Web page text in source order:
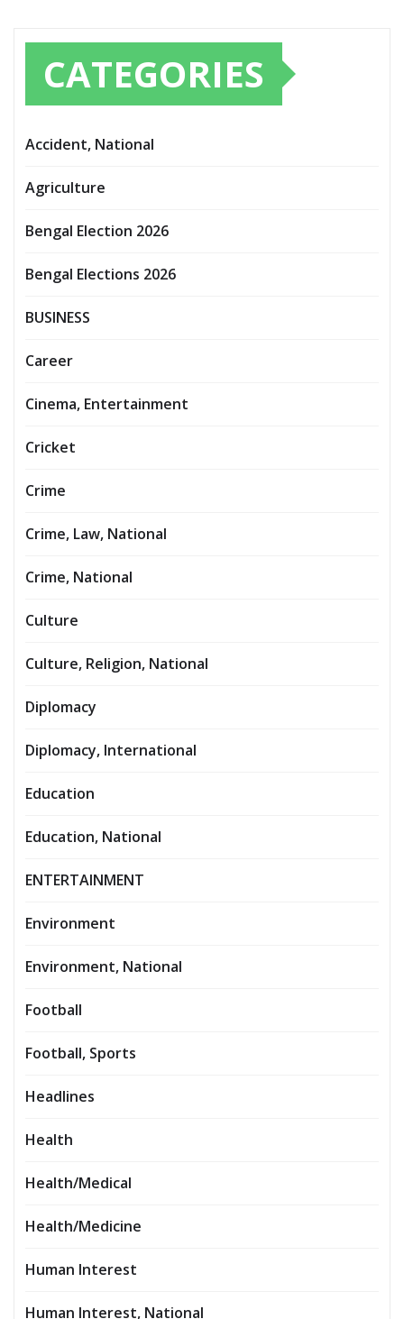
CATEGORIES
Accident, National
Agriculture
Bengal Election 2026
Bengal Elections 2026
BUSINESS
Career
Cinema, Entertainment
Cricket
Crime
Crime, Law, National
Crime, National
Culture
Culture, Religion, National
Diplomacy
Diplomacy, International
Education
Education, National
ENTERTAINMENT
Environment
Environment, National
Football
Football, Sports
Headlines
Health
Health/Medical
Health/Medicine
Human Interest
Human Interest, National